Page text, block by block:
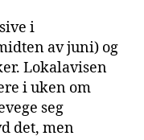
i
av juni) og
Lokalavisen
i uken om
seg
det, men